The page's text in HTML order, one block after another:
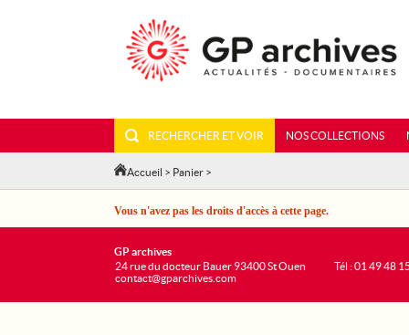
RECHERCHER ET VOIR NOS COLLECTIONS
Accueil > Panier >
Vous n'avez pas les droits d'accès à cette page.
GP archives
24 rue du docteur Bauer 93400 St Ouen
contact@gparchives.com
Tél : 01 49 48